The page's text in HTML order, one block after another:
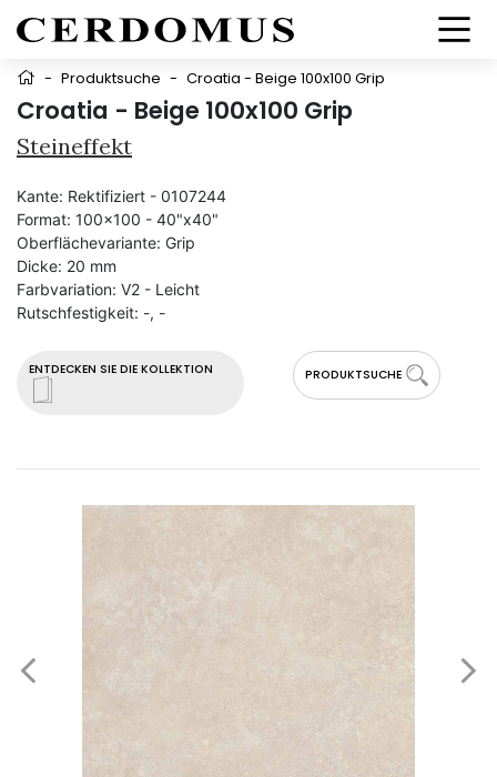
- Produktsuche - Croatia - Beige 100x100 Grip
Croatia - Beige 100x100 Grip
Steineffekt
ENTDECKEN SIE DIE KOLLEKTION PRODUKTSUCHE
Kante: Rektifiziert - 0107244
Format: 100x100 - 40"x40"
Oberflächevariante: Grip
Dicke: 20 mm
Farbvariation: V2 - Leicht
Rutschfestigkeit: -, -